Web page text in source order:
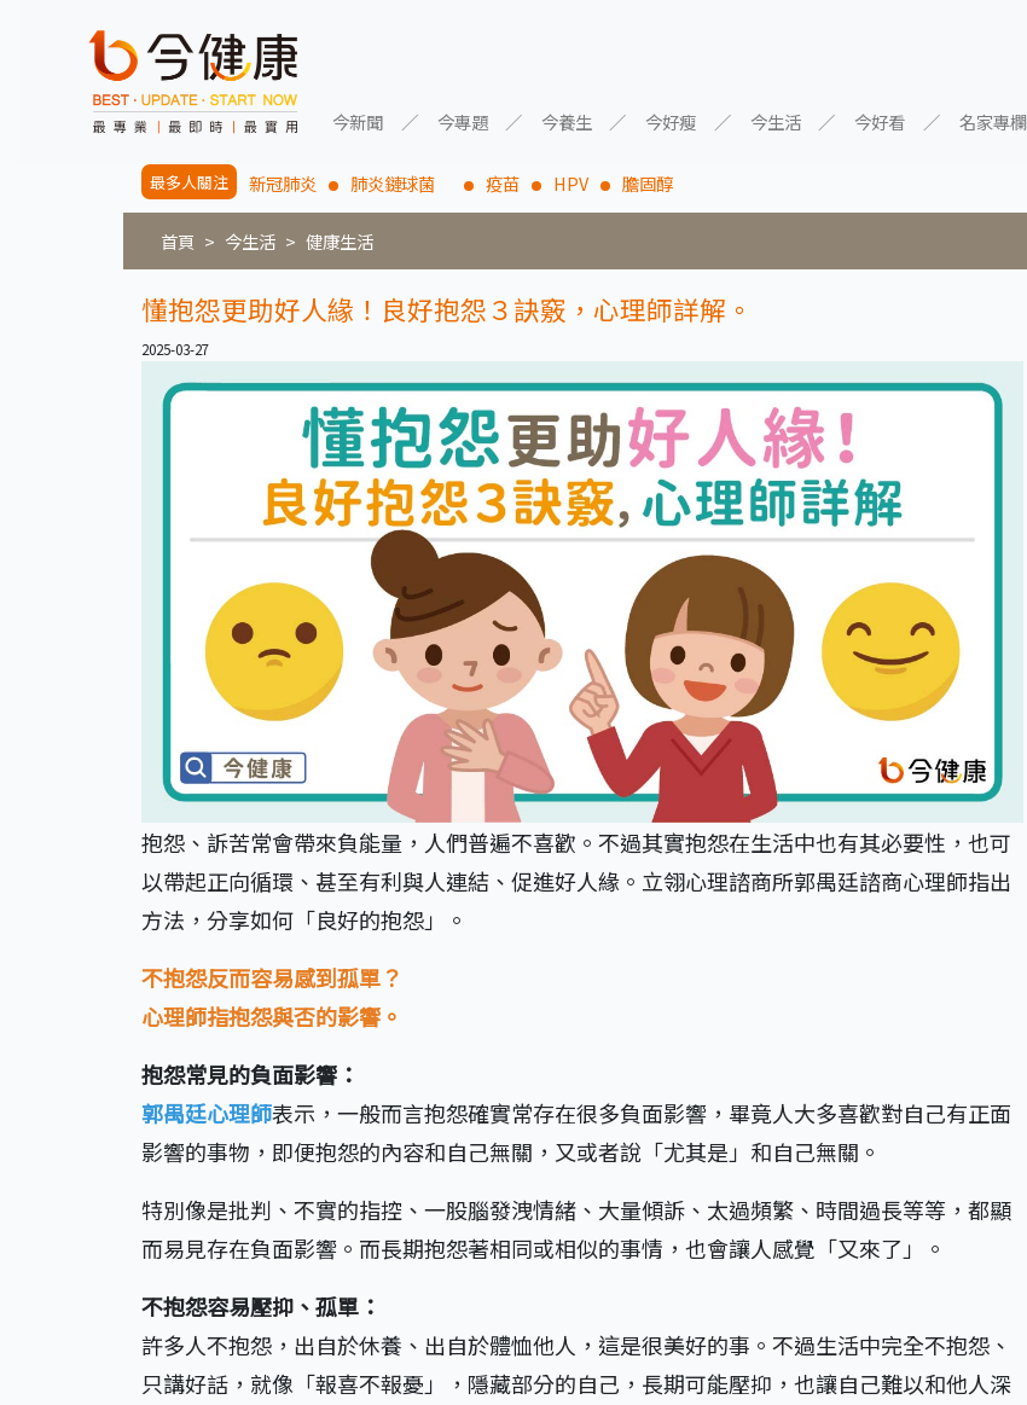
今新聞 今專題 今養生 今好瘦 今生活 今好看 名家專欄
最多人關注 新冠肺炎 肺炎鏈球菌 疫苗 HPV 膽固醇
首頁 今生活 健康生活
懂抱怨更助好人緣！良好抱怨３訣竅，心理師詳解。
2025-03-27
抱怨、訴苦常會帶來負能量，人們普遍不喜歡。不過其實抱怨在生活中也有其必要性，也可
以帶起正向循環、甚至有利與人連結、促進好人緣。立翎心理諮商所郭禺廷諮商心理師指出
方法，分享如何「良好的抱怨」。
不抱怨反而容易感到孤單？
心理師指抱怨與否的影響。
抱怨常見的負面影響：
郭禺廷心理師表示，一般而言抱怨確實常存在很多負面影響，畢竟人大多喜歡對自己有正面
影響的事物，即便抱怨的內容和自己無關，又或者說「尤其是」和自己無關。
特別像是批判、不實的指控、一股腦發洩情緒、大量傾訴、太過頻繁、時間過長等等，都顯
而易見存在負面影響。而長期抱怨著相同或相似的事情，也會讓人感覺「又來了」。
不抱怨容易壓抑、孤單：
許多人不抱怨，出自於休養、出自於體恤他人，這是很美好的事。不過生活中完全不抱怨、
只講好話，就像「報喜不報憂」，隱藏部分的自己，長期可能壓抑，也讓自己難以和他人深